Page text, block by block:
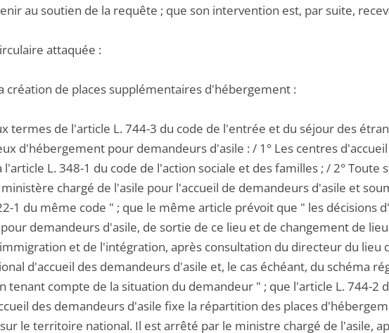
au soutien de la requête ; que son intervention est, par suite,
attaquée :
création de places supplémentaires d'hébergement :
termes de l'article L. 744-3 du code de l'entrée et du séjour des
d'hébergement pour demandeurs d'asile : / 1° Les centres
L. 348-1 du code de l'action sociale et des familles ; / 2°
chargé de l'asile pour l'accueil de demandeurs d'asile et
1 du même code " ; que le même article prévoit que " les décisions
demandeurs d'asile, de sortie de ce lieu et de changement de
et de l'intégration, après consultation du directeur du lieu
d'accueil des demandeurs d'asile et, le cas échéant, du schéma
tenant compte de la situation du demandeur " ; que l'article L. 744-2
des demandeurs d'asile fixe la répartition des places
le territoire national. Il est arrêté par le ministre chargé de l'asile,